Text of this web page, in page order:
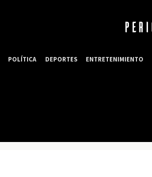
POLÍTICA DEPORTES ENTRETENIMIENTO